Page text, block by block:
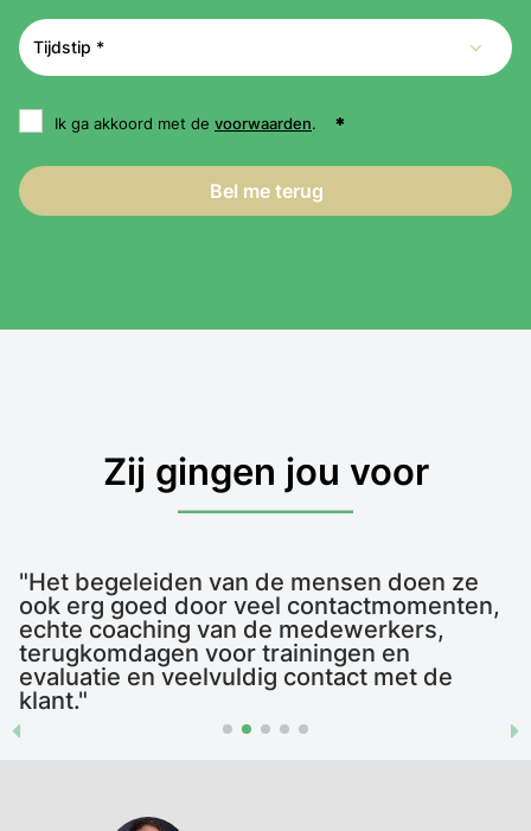
Ik ga akkoord met de voorwaarden.
Bel me terug
Zij gingen jou voor
"Het begeleiden van de mensen doen ze
ook erg goed door veel contactmomenten,
echte coaching van de medewerkers,
terugkomdagen voor trainingen en
evaluatie en veelvuldig contact met de
klant."